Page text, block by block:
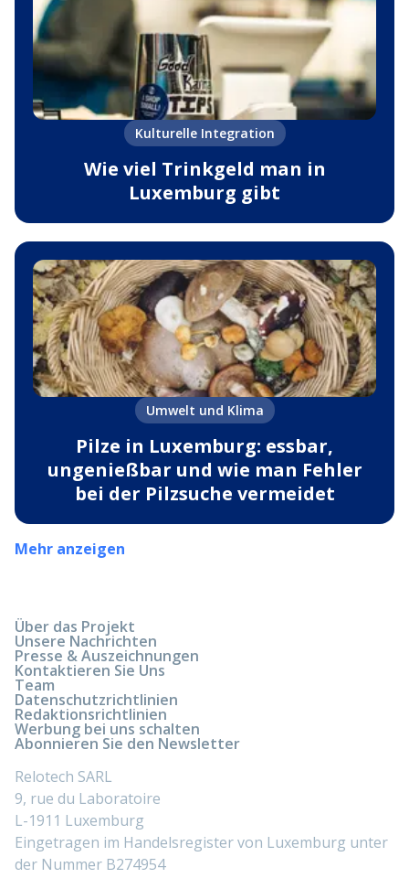
Kulturelle Integration
Wie viel Trinkgeld man in
Luxemburg gibt
Umwelt und Klima
Pilze in Luxemburg: essbar,
ungenießbar und wie man Fehler
bei der Pilzsuche vermeidet
Mehr anzeigen
Über das Projekt
Unsere Nachrichten
Presse & Auszeichnungen
Kontaktieren Sie Uns
Team
Datenschutzrichtlinien
Redaktionsrichtlinien
Werbung bei uns schalten
Abonnieren Sie den Newsletter
Relotech SARL
9, rue du Laboratoire
L-1911 Luxemburg
Eingetragen im Handelsregister von Luxemburg unter
der Nummer B274954